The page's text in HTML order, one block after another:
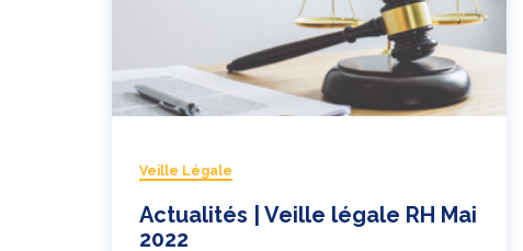
Veille Légale
Actualités | Veille légale RH Mai
2022